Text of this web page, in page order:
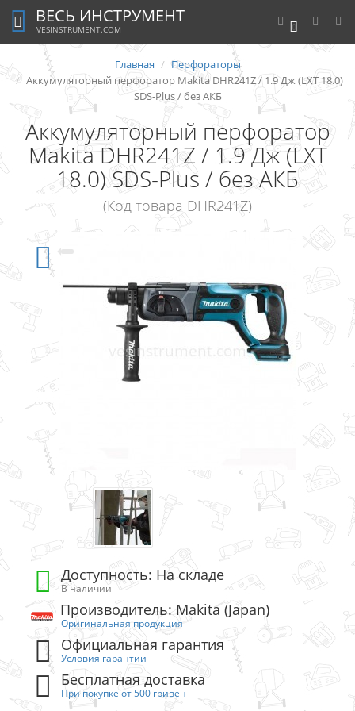
0
ВЕСЬ ИНСТРУМЕНТ
VESINSTRUMENT.COM
Главная
Перфораторы
Аккумуляторный перфоратор Makita DHR241Z / 1.9 Дж (LXT 18.0)
SDS-Plus / без АКБ
Аккумуляторный перфоратор
Makita DHR241Z / 1.9 Дж (LXT
18.0) SDS-Plus / без АКБ
(Код товара DHR241Z)
Доступность: На складе
В наличии
Производитель: Makita (Japan)
Оригинальная продукция
Официальная гарантия
Условия гарантии
Бесплатная доставка
При покупке от 500 гривен